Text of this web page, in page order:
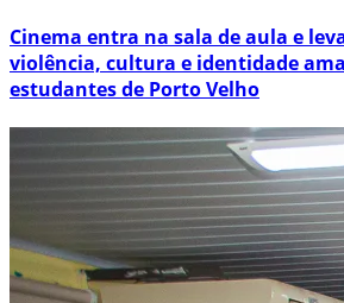
Cinema entra na sala de aula e
violência, cultura e identidade
estudantes de Porto Velho